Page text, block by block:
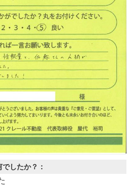
したか？：